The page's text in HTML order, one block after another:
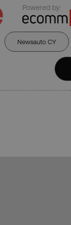
Powered by:
Newsauto CY